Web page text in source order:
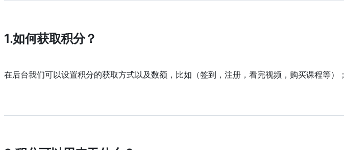
1.如何获取积分？
在后台我们可以设置积分的获取方式以及数额，比如（签到，注册，看完视频，购买课程等）；